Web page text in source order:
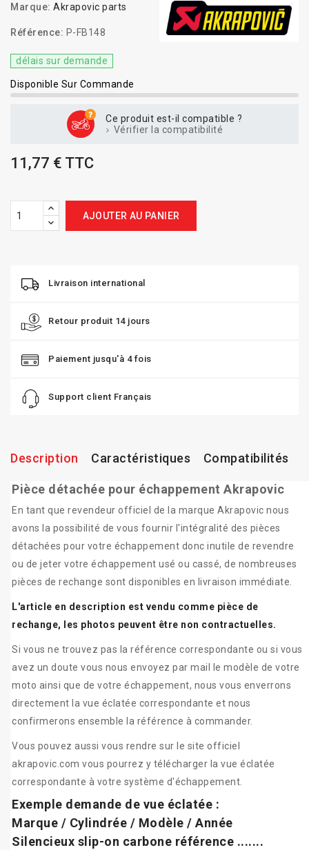
Marque: Akrapovic parts
Référence: P-FB148
délais sur demande
Disponible Sur Commande
Ce produit est-il compatible ?
Vérifier la compatibilité
11,77 € TTC
AJOUTER AU PANIER
Livraison international
Retour produit 14 jours
Paiement jusqu'à 4 fois
Support client Français
Description Caractéristiques Compatibilités
Pièce détachée pour échappement Akrapovic
En tant que revendeur officiel de la marque Akrapovic nous
avons la possibilité de vous fournir l'intégralité des pièces
détachées pour votre échappement donc inutile de revendre
ou de jeter votre échappement usé ou cassé, de nombreuses
pièces de rechange sont disponibles en livraison immédiate.
L'article en description est vendu comme pièce de
rechange, les photos peuvent être non contractuelles.
Si vous ne trouvez pas la référence correspondante ou si vous
avez un doute vous nous envoyez par mail le modèle de votre
moto ainsi que de votre échappement, nous vous enverrons
directement la vue éclatée correspondante et nous
confirmerons ensemble la référence à commander.
Vous pouvez aussi vous rendre sur le site officiel
akrapovic.com vous pourrez y télécharger la vue éclatée
correspondante à votre système d'échappement.
Exemple demande de vue éclatée :
Marque / Cylindrée / Modèle / Année
Silencieux slip-on carbone référence .......